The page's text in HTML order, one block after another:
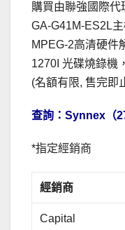
購買由聯強國際
GA-G41M-ES2L
MPEG-2高清硬件
1270I 光碟燒錄機
(名額有限, 售完即
查詢：Synnex（
*指定經銷商
經銷商
Capital